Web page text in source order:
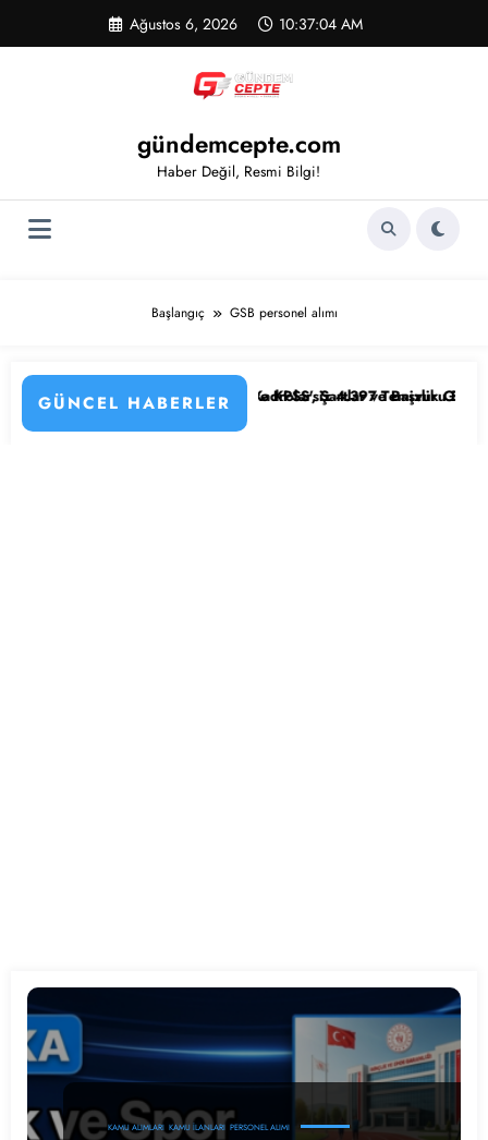
Ağustos 6, 2026 10:37:05 AM
gündemcepte.com
Haber Değil, Resmi Bilgi!
Başlangıç GSB personel alımı
GÜNCEL HABERLER
Şartlar ve Başvuru Ekranı
4.397 Temizlik Görevlisi ve Hizmetli Alımı Başladı! İşte
Ağustos
KAMU ALIMLARI KAMU İLANLARI PERSONEL ALIMI